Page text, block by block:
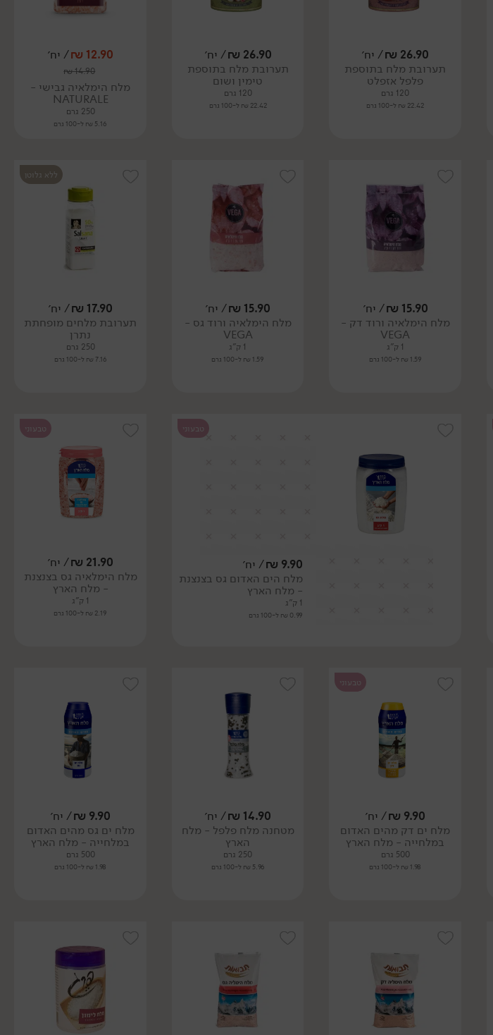
26.90
₪/ יח׳
תערובת מלח בתוספת
פלפל אזפלט
120 גרם
22.42 ₪ ל-100 גרם
26.90
₪/ יח׳
תערובת מלח בתוספת
טימין ושום
120 גרם
22.42 ₪ ל-100 גרם
12.90
₪/ יח׳
14.90
₪
מלח הימלאיה גבישי -
NATURALE
250 גרם
5.16 ₪ ל-100 גרם
15.90
₪/ יח׳
מלח הימלאיה ורוד דק -
VEGA
1 ק"ג
1.59 ₪ ל-100 גרם
15.90
₪/ יח׳
מלח הימלאיה ורוד גס -
VEGA
1 ק"ג
1.59 ₪ ל-100 גרם
ללא גלוטן
17.90
₪/ יח׳
תערובת מלחים מופחתת
נתרן
250 גרם
7.16 ₪ ל-100 גרם
טבעוני
9.90
₪/ יח׳
מלח הים האדום גס בצנצנת
- מלח הארץ
1 ק"ג
0.99 ₪ ל-100 גרם
טבעוני
21.90
₪/ יח׳
מלח הימלאיה גס בצנצנת
- מלח הארץ
1 ק"ג
2.19 ₪ ל-100 גרם
טבעוני
9.90
₪/ יח׳
מלח ים דק מהים האדום
במלחייה - מלח הארץ
500 גרם
1.98 ₪ ל-100 גרם
14.90
₪/ יח׳
מטחנה מלח פלפל - מלח
הארץ
250 גרם
5.96 ₪ ל-100 גרם
9.90
₪/ יח׳
מלח ים גס מהים האדום
במלחייה - מלח הארץ
500 גרם
1.98 ₪ ל-100 גרם